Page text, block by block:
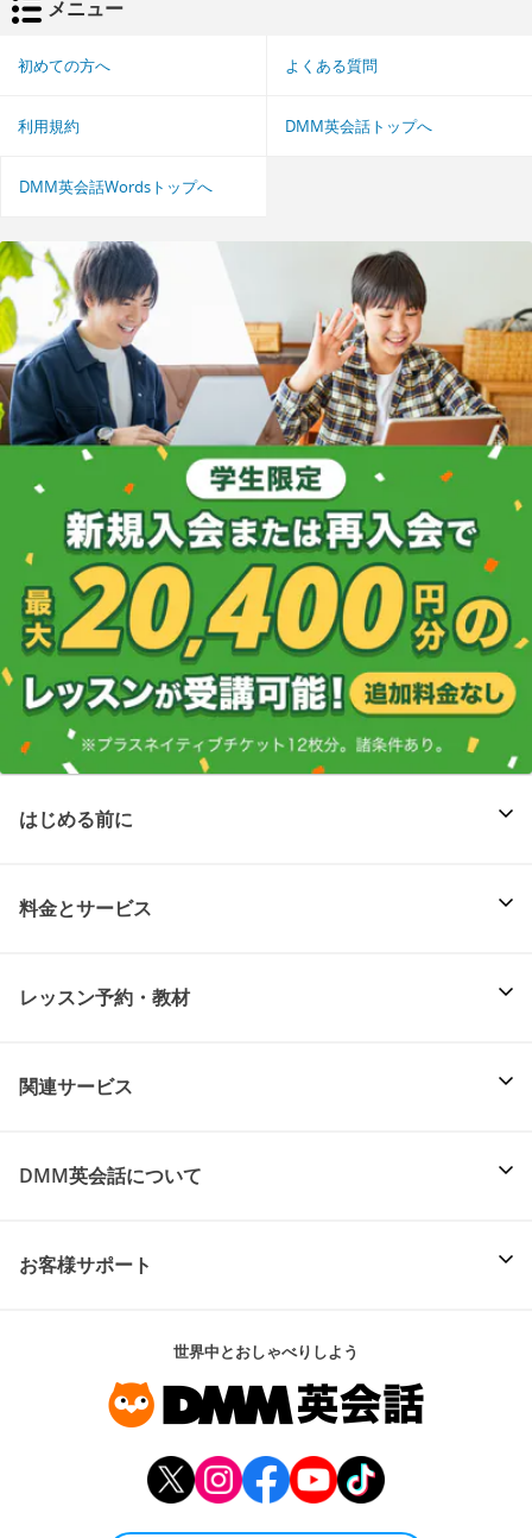
メニュー
初めての方へ よくある質問
利用規約 DMM英会話トップへ
DMM英会話Wordsトップへ
はじめる前に
料金とサービス
レッスン予約・教材
関連サービス
DMM英会話について
お客様サポート
世界中とおしゃべりしよう